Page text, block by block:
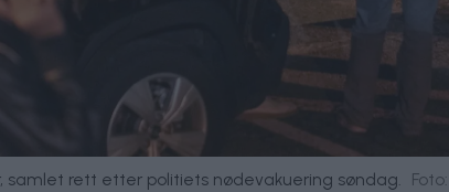
rett etter politiets nødevakuering søndag.